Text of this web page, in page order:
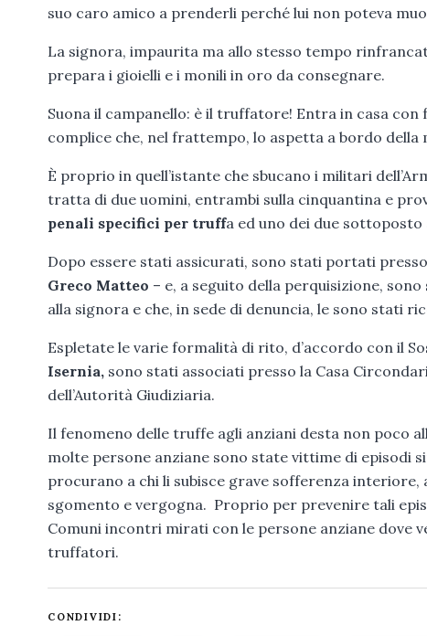
suo caro amico a prenderli perché lui non poteva
La signora, impaurita ma allo stesso tempo
prepara i gioielli e i monili in oro da consegnare.
Suona il campanello: è il truffatore! Entra in casa
complice che, nel frattempo, lo aspetta a bordo della
È proprio in quell’istante che sbucano i militari
tratta di due uomini, entrambi sulla cinquantina e
penali specifici per truffa ed uno dei due sottoposto
Dopo essere stati assicurati, sono stati portati
Greco Matteo – e, a seguito della perquisizione,
alla signora e che, in sede di denuncia, le sono stati
Espletate le varie formalità di rito, d’accordo con il
Isernia, sono stati associati presso la Casa
dell’Autorità Giudiziaria.
Il fenomeno delle truffe agli anziani desta non poco
molte persone anziane sono state vittime di episodi
procurano a chi li subisce grave sofferenza
sgomento e vergogna. Proprio per prevenire tali
Comuni incontri mirati con le persone anziane dove
truffatori.
CONDIVIDI: